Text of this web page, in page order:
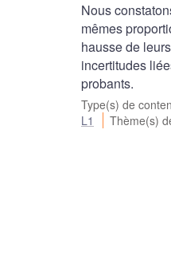
Nous
mêmes
hausse de
incertitudes
probants.
Type(s) de
L1
Thème(s)